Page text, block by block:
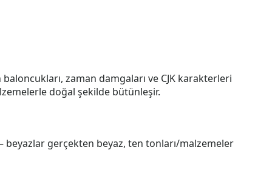
zaman damgaları ve CJK karakterleri
doğal şekilde bütünleşir.
beyazlar gerçekten beyaz, ten tonları/malzemeler